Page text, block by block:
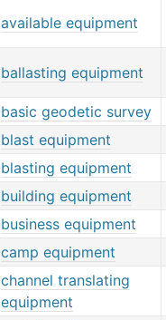
available equipment
ballasting equipment
basic geodetic survey
blast equipment
blasting equipment
building equipment
business equipment
camp equipment
channel translating
equipment